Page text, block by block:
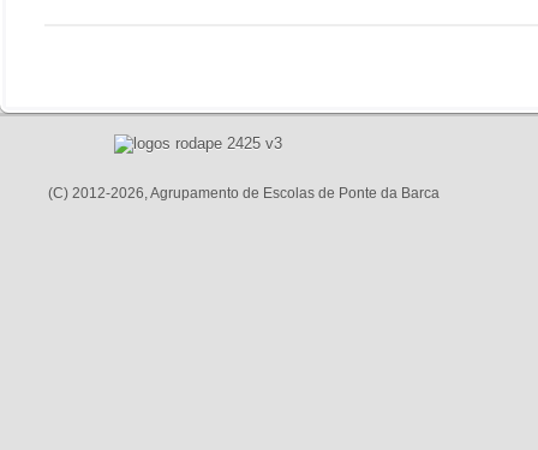
(C) 2012-2026, Agrupamento de Escolas de Ponte da Barca